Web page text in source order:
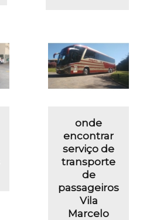
onde
encontrar
serviço de
transporte
de
passageiros
Vila
Marcelo